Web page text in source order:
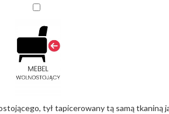
Dopłata
mebla
wolnostojącego,
tył
tapicerowany
tą
tkaniną
tył tapicerowany tą samą tkaniną